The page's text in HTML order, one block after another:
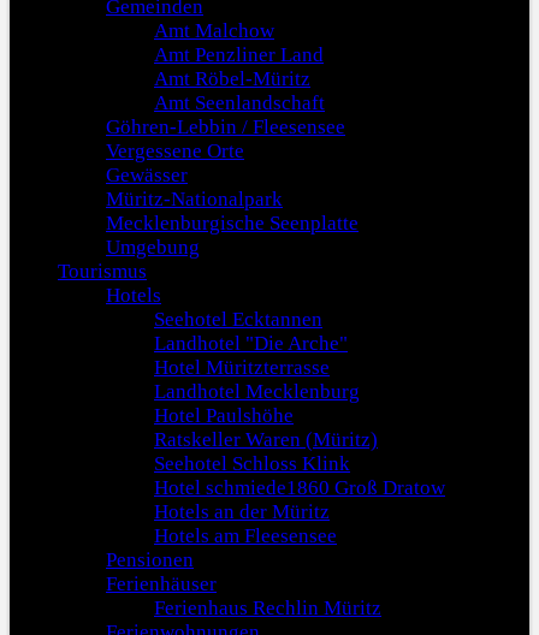
Gemeinden
Amt Malchow
Amt Penzliner Land
Amt Röbel-Müritz
Amt Seenlandschaft
Göhren-Lebbin / Fleesensee
Vergessene Orte
Gewässer
Müritz-Nationalpark
Mecklenburgische Seenplatte
Umgebung
Tourismus
Hotels
Seehotel Ecktannen
Landhotel "Die Arche"
Hotel Müritzterrasse
Landhotel Mecklenburg
Hotel Paulshöhe
Ratskeller Waren (Müritz)
Seehotel Schloss Klink
Hotel schmiede1860 Groß Dratow
Hotels an der Müritz
Hotels am Fleesensee
Pensionen
Ferienhäuser
Ferienhaus Rechlin Müritz